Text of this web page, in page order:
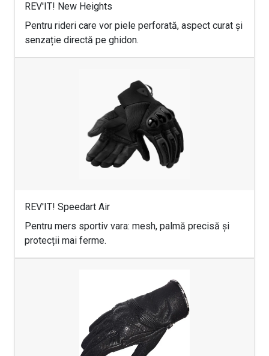
REV'IT! New Heights
Pentru rideri care vor piele perforată, aspect curat și
senzație directă pe ghidon.
REV'IT! Speedart Air
Pentru mers sportiv vara: mesh, palmă precisă și
protecții mai ferme.